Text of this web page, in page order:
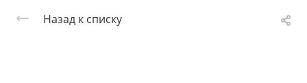
Назад к списку